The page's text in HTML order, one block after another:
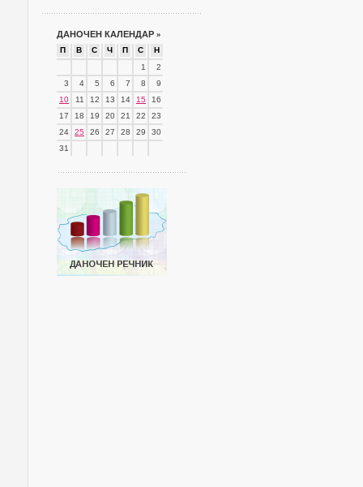
ДАНОЧЕН КАЛЕНДАР »
П В С Ч П С
Н
1
2
3
4 5 6 7 8
9
10
11 12 13 14 15
16
17
18 19 20 21 22
23
24
25 26 27 28 29
30
31